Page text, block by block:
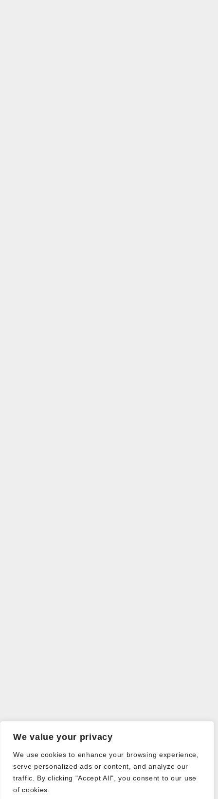
We value your privacy
We use cookies to enhance your browsing experience,
serve personalized ads or content, and analyze our
traffic. By clicking "Accept All", you consent to our use
of cookies.